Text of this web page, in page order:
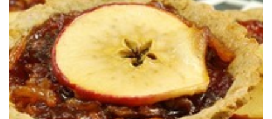
RETO TARTA DE MANZANA: TARTA
DE (MERMELADA DE) MANZANA
Una tarta de masa integral rellena con mermelada casera. Sencilla
pero deliciosa.